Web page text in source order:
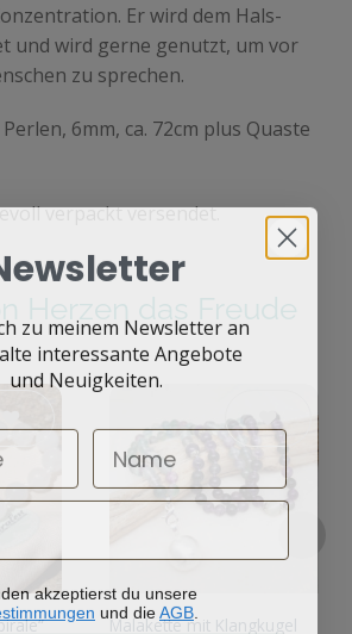
Er wird dem Hals-
und wird gerne genutzt, um vor
zu sprechen.
6mm, ca. 72cm plus Quaste
verpackt versendet.
Herzen das Freude
die
Wunschliste
Malakette mit Klangkugel
zu meinem Newsletter an
interessante Angebote
und Neuigkeiten.
akzeptierst du unsere
und die AGB